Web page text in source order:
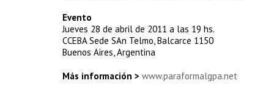
Evento
Jueves 28 de abril de 2011 a las 19 hs.
CCEBA Sede SAn Telmo, Balcarce 1150
Buenos Aires, Argentina
Más información > www.paraformalgpa.net